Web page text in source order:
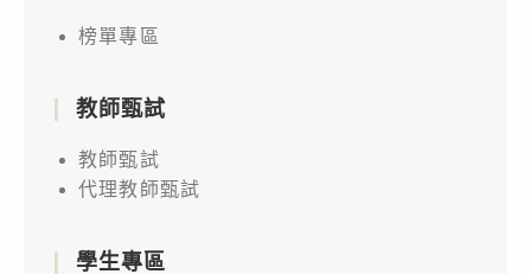
榜單專區
教師甄試
教師甄試
代理教師甄試
學生專區